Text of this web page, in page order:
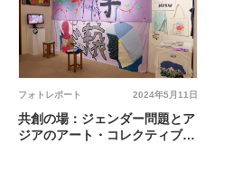
2024年5月11日
フォトレポート
共創の場：ジェンダー問題とア
ジアのアート・コレクティブ